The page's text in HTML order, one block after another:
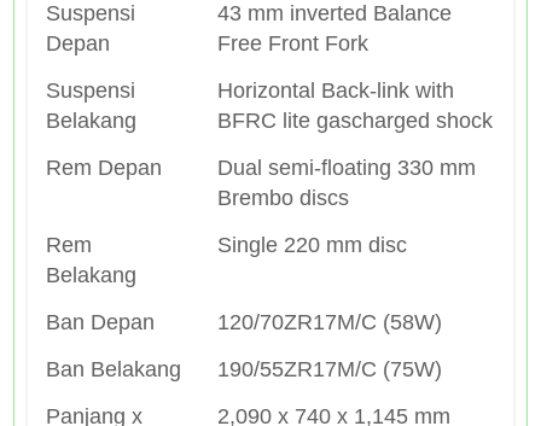
Suspensi
Depan
43 mm inverted Balance
Free Front Fork
Suspensi
Belakang
Horizontal Back-link with
BFRC lite gascharged shock
Rem Depan
Dual semi-floating 330 mm
Brembo discs
Rem
Belakang
Single 220 mm disc
Ban Depan
120/70ZR17M/C (58W)
Ban Belakang
190/55ZR17M/C (75W)
Panjang x
2,090 x 740 x 1,145 mm